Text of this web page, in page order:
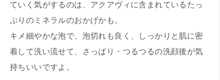
ていく気がするのは、アクアヴィに含まれているたっ
ぷりのミネラルのおかげかも。
キメ細やかな泡で、泡切れも良く、しっかりと肌に密
着して洗い流せて、さっぱり・つるつるの洗顔後が気
持ちいいですよ。